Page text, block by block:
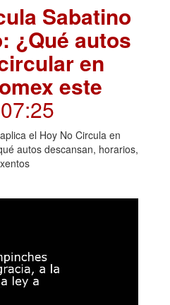
Sabatino
¿Qué autos
en
este
el Hoy No Circula en
autos descansan, horarios,